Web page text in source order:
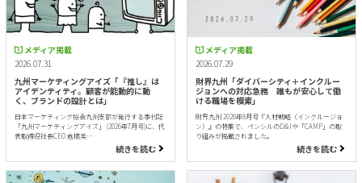
メディア掲載
2026.07.31
九州マーケティングアイズ「『推し』は
アイデンティティ。顧客が能動的に動
く、ブランドの設計とは」
日本マーケティング協会九州支部が発行する季刊誌
「九州マーケティングアイズ」 (2026年7月号)に、代
表取締役社長CEO 倉橋美…
続きを読む
メディア掲載
2026.07.29
財界九州「ダイバーシティ＋インクルー
ジョンへの対応急務 誰もが安心して働
ける職場を模索」
財界九州 2026年8月号『人材戦略（インクルージョ
ン）』の特集で、ペンシルのD&Iや「CAMP」の取
り組みが掲載されました。
続きを読む